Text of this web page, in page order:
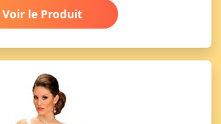
Voir le Produit